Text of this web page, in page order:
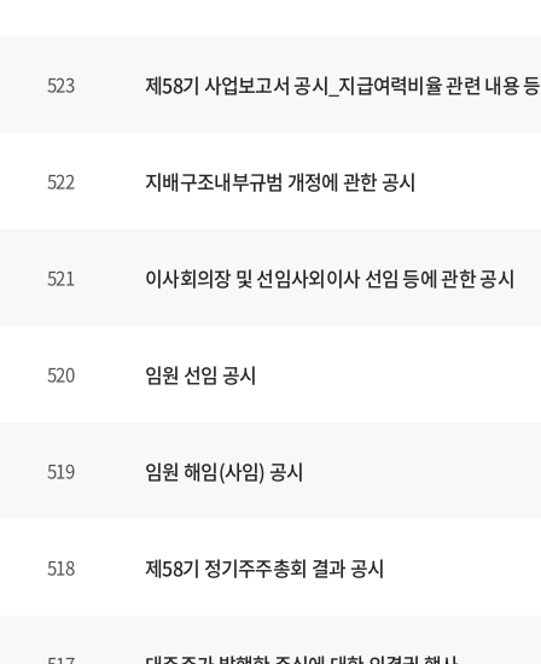
523 제58기 사업보고서 공시_지급여력비율 관련 내용
522 지배구조내부규범 개정에 관한 공시
521 이사회의장 및 선임사외이사 선임 등에 관한 공시
520 임원 선임 공시
519 임원 해임(사임) 공시
518 제58기 정기주주총회 결과 공시